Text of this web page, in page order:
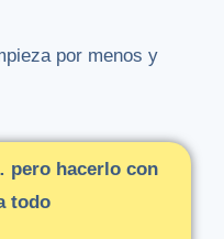
por menos y
pero hacerlo con
todo